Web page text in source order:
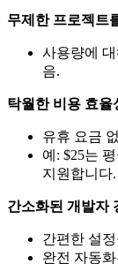
무제한 프로젝트
사용량에
음.
탁월한 비용 효율
유휴 요금
예: $25는
지원합니다.
간소화된 개발자
간편한 설
완전 자동